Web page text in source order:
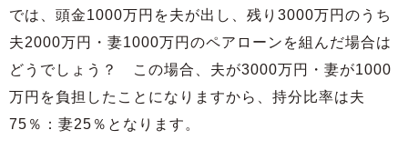
では、頭金1000万円を夫が出し、残り3000万円のうち
夫2000万円・妻1000万円のペアローンを組んだ場合は
どうでしょう？ この場合、夫が3000万円・妻が1000
万円を負担したことになりますから、持分比率は夫
75％：妻25％となります。